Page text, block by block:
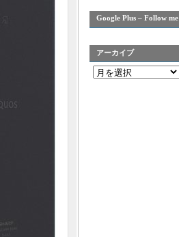
Google Plus – Follow me
アーカイブ